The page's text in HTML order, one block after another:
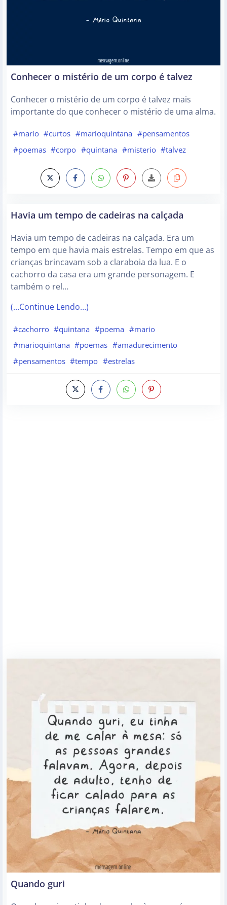
Conhecer o mistério de um corpo é talvez
Conhecer o mistério de um corpo é talvez mais
importante do que conhecer o mistério de uma alma.
#mario #curtos #marioquintana #pensamentos
#poemas #corpo #quintana #misterio #talvez
Havia um tempo de cadeiras na calçada
Havia um tempo de cadeiras na calçada. Era um
tempo em que havia mais estrelas. Tempo em que as
crianças brincavam sob a claraboia da lua. E o
cachorro da casa era um grande personagem. E
também o rel…
(…Continue Lendo…)
#cachorro #quintana #poema #mario
#marioquintana #poemas #amadurecimento
#pensamentos #tempo #estrelas
Quando guri